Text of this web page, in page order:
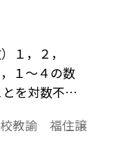
１，２，
１～４の数
を対数不等
校教諭 福住譲